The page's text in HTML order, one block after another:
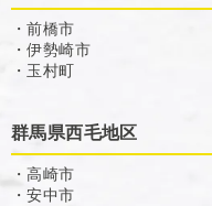
・前橋市
・伊勢崎市
・玉村町
群馬県西毛地区
・高崎市
・安中市